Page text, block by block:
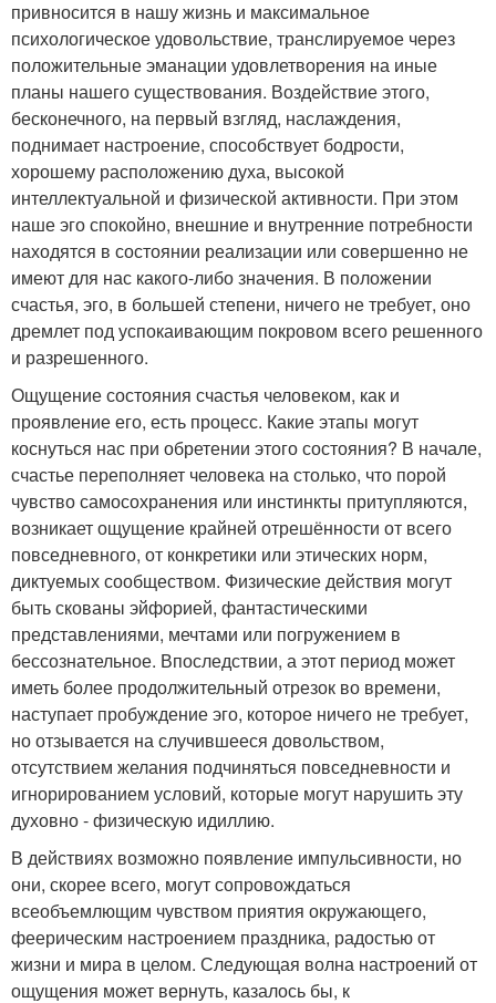
привносится в нашу жизнь и максимальное
психологическое удовольствие, транслируемое через
положительные эманации удовлетворения на иные
планы нашего существования. Воздействие этого,
бесконечного, на первый взгляд, наслаждения,
поднимает настроение, способствует бодрости,
хорошему расположению духа, высокой
интеллектуальной и физической активности. При этом
наше эго спокойно, внешние и внутренние потребности
находятся в состоянии реализации или совершенно не
имеют для нас какого-либо значения. В положении
счастья, эго, в большей степени, ничего не требует, оно
дремлет под успокаивающим покровом всего решенного
и разрешенного.
Ощущение состояния счастья человеком, как и
проявление его, есть процесс. Какие этапы могут
коснуться нас при обретении этого состояния? В начале,
счастье переполняет человека на столько, что порой
чувство самосохранения или инстинкты притупляются,
возникает ощущение крайней отрешённости от всего
повседневного, от конкретики или этических норм,
диктуемых сообществом. Физические действия могут
быть скованы эйфорией, фантастическими
представлениями, мечтами или погружением в
бессознательное. Впоследствии, а этот период может
иметь более продолжительный отрезок во времени,
наступает пробуждение эго, которое ничего не требует,
но отзывается на случившееся довольством,
отсутствием желания подчиняться повседневности и
игнорированием условий, которые могут нарушить эту
духовно - физическую идиллию.
В действиях возможно появление импульсивности, но
они, скорее всего, могут сопровождаться
всеобъемлющим чувством приятия окружающего,
феерическим настроением праздника, радостью от
жизни и мира в целом. Следующая волна настроений от
ощущения может вернуть, казалось бы, к